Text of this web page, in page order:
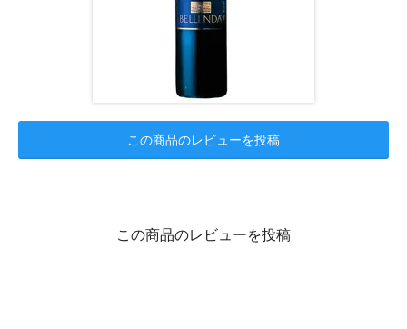
この商品のレビューを投稿
この商品のレビューを投稿